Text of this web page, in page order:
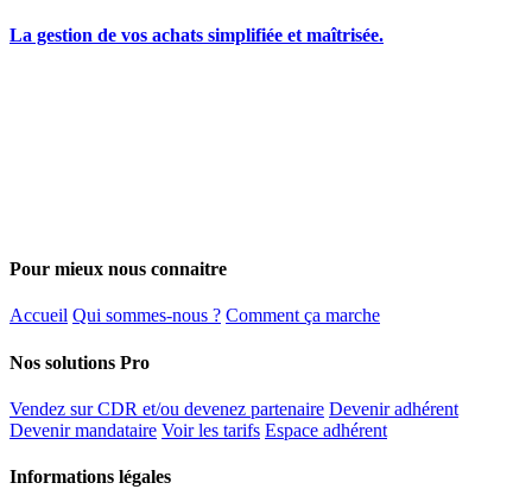
La gestion de vos achats simplifiée et maîtrisée.
Pour mieux nous connaitre
Accueil Qui sommes-nous ? Comment ça marche
Nos solutions Pro
Vendez sur CDR et/ou devenez partenaire Devenir adhérent
Devenir mandataire Voir les tarifs Espace adhérent
Informations légales